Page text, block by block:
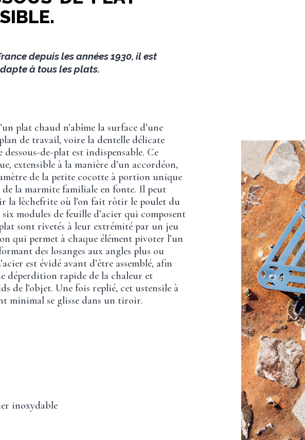
depuis les années 1930, il est
à tous les plats.
plat chaud n’abîme la surface d’une
de travail, voire la dentelle délicate
dessous-de-plat est indispensable. Ce
extensible à la manière d’un accordéon,
de la petite cocotte à portion unique
de la marmite familiale en fonte. Il peut
la lèchefrite où l’on fait rôtir le poulet du
modules de feuille d’acier qui composent
sont rivetés à leur extrémité par un jeu
qui permet à chaque élément pivoter l’un
des losanges aux angles plus ou
est évidé avant d’être assemblé, afin
déperdition rapide de la chaleur et
de l’objet. Une fois replié, cet ustensile à
minimal se glisse dans un tiroir.
inoxydable